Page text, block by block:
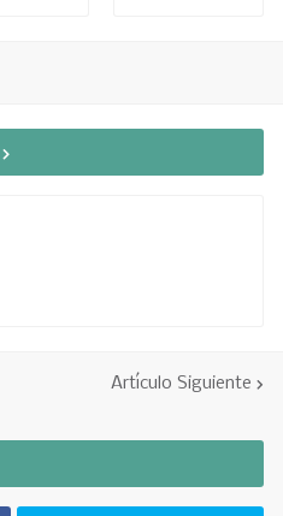
Artículo Siguiente